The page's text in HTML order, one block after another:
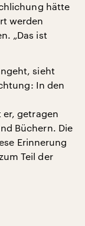
hätte
werden
„Das ist
sieht
In den
getragen
Büchern. Die
Erinnerung
Teil der